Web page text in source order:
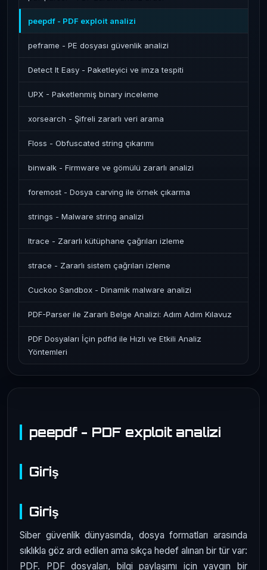
peepdf - PDF exploit analizi
Giriş
Giriş
Siber güvenlik dünyasında, dosya formatları arasında
sıklıkla göz ardı edilen ama sıkça hedef alınan bir tür var:
PDF. PDF dosyaları, bilgi paylaşımı için yaygın bir
peepdf - PDF exploit analizi
peframe - PE dosyası güvenlik analizi
Detect It Easy - Paketleyici ve imza tespiti
UPX - Paketlenmiş binary inceleme
xorsearch - Şifreli zararlı veri arama
Floss - Obfuscated string çıkarımı
binwalk - Firmware ve gömülü zararlı analizi
foremost - Dosya carving ile örnek çıkarma
strings - Malware string analizi
ltrace - Zararlı kütüphane çağrıları izleme
strace - Zararlı sistem çağrıları izleme
Cuckoo Sandbox - Dinamik malware analizi
PDF-Parser ile Zararlı Belge Analizi: Adım Adım Kılavuz
PDF Dosyaları İçin pdfid ile Hızlı ve Etkili Analiz
Yöntemleri